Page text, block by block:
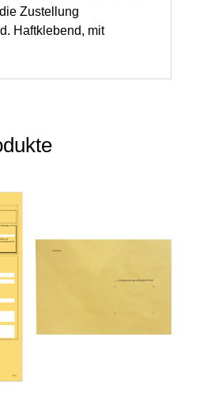
Zustellung
Haftklebend, mit